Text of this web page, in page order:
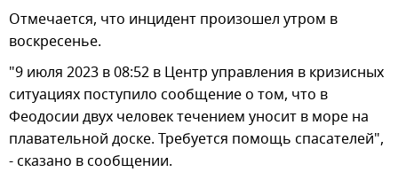
Отмечается, что инцидент произошел утром в
воскресенье.
"9 июля 2023 в 08:52 в Центр управления в кризисных
ситуациях поступило сообщение о том, что в
Феодосии двух человек течением уносит в море на
плавательной доске. Требуется помощь спасателей",
- сказано в сообщении.